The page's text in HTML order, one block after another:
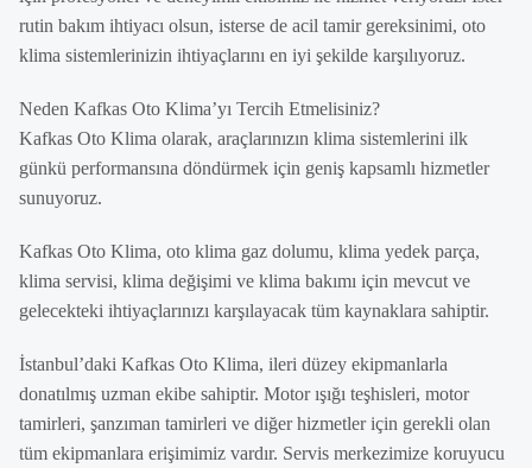
rutin bakım ihtiyacı olsun, isterse de acil tamir gereksinimi, oto
klima sistemlerinizin ihtiyaçlarını en iyi şekilde karşılıyoruz.
Neden Kafkas Oto Klima’yı Tercih Etmelisiniz?
Kafkas Oto Klima olarak, araçlarınızın klima sistemlerini ilk
günkü performansına döndürmek için geniş kapsamlı hizmetler
sunuyoruz.
Kafkas Oto Klima, oto klima gaz dolumu, klima yedek parça,
klima servisi, klima değişimi ve klima bakımı için mevcut ve
gelecekteki ihtiyaçlarınızı karşılayacak tüm kaynaklara sahiptir.
İstanbul’daki Kafkas Oto Klima, ileri düzey ekipmanlarla
donatılmış uzman ekibe sahiptir. Motor ışığı teşhisleri, motor
tamirleri, şanzıman tamirleri ve diğer hizmetler için gerekli olan
tüm ekipmanlara erişimimiz vardır. Servis merkezimize koruyucu